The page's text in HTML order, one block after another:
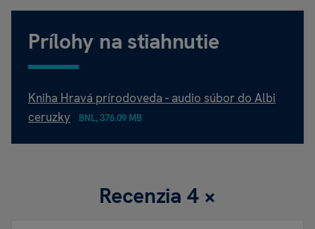
Prílohy na stiahnutie
Kniha Hravá prírodoveda - audio súbor do Albi
ceruzky
BNL, 376.09 MB
Recenzia 4 ×